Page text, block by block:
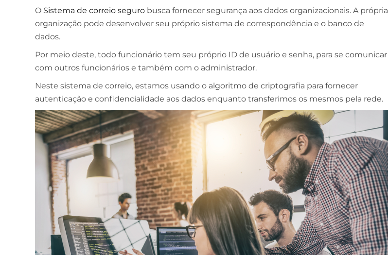
O Sistema de correio seguro busca fornecer segurança aos dados organizacionais. A própria
organização pode desenvolver seu próprio sistema de correspondência e o banco de
dados.
Por meio deste, todo funcionário tem seu próprio ID de usuário e senha, para se comunicar
com outros funcionários e também com o administrador.
Neste sistema de correio, estamos usando o algoritmo de criptografia para fornecer
autenticação e confidencialidade aos dados enquanto transferimos os mesmos pela rede.